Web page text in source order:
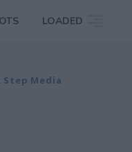
LOADED
Step Media